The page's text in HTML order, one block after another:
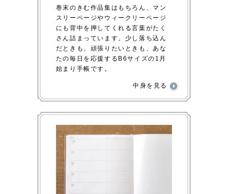
巻末のきむ作品集はもちろん、マン
スリーページやウィークリーページ
にも背中を押してくれる言葉がたく
さん詰まっています。少し落ち込ん
だときも、頑張りたいときも、あな
たの毎日を応援するB6サイズの1月
始まり手帳です。
中身を見る